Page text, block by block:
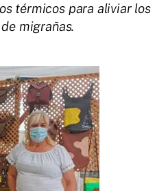
térmicos para aliviar los
migrañas.